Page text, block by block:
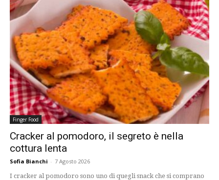
Finger Food
Cracker al pomodoro, il segreto è nella
cottura lenta
Sofia Bianchi - 7 Agosto 2026
I cracker al pomodoro sono uno di quegli snack che si comprano